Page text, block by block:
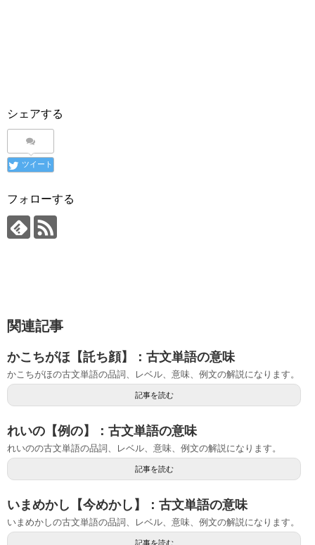
シェアする
ツイート
フォローする
関連記事
かこちがほ【託ち顔】：古文単語の意味
かこちがほの古文単語の品詞、レベル、意味、例文の解説になります。
記事を読む
れいの【例の】：古文単語の意味
れいのの古文単語の品詞、レベル、意味、例文の解説になります。
記事を読む
いまめかし【今めかし】：古文単語の意味
いまめかしの古文単語の品詞、レベル、意味、例文の解説になります。
記事を読む